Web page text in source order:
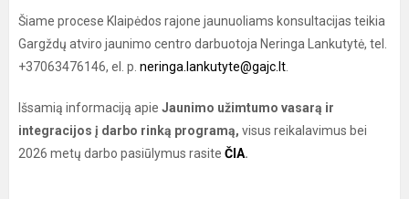
Šiame procese Klaipėdos rajone jaunuoliams konsultacijas teikia
Gargždų atviro jaunimo centro darbuotoja Neringa Lankutytė, tel.
+37063476146, el. p. neringa.lankutyte@gajc.lt
Išsamią informaciją apie Jaunimo užimtumo vasarą ir
integracijos į darbo rinką programą, visus reikalavimus bei
2026 metų darbo pasiūlymus rasite ČIA.